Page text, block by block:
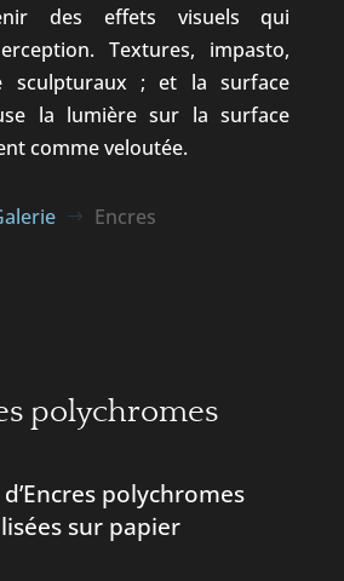
des effets visuels qui
Textures, impasto,
sculpturaux ; et la surface
la lumière sur la surface
comme veloutée.
$ Encres
polychromes
polychromes
sur papier